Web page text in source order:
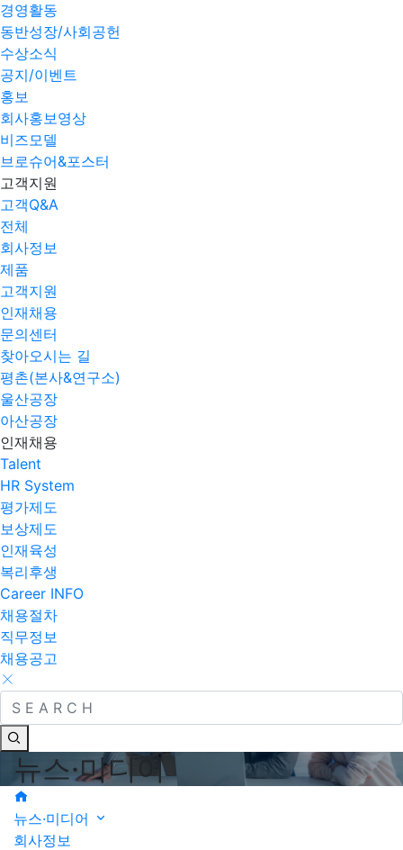
경영활동
동반성장/사회공헌
수상소식
공지/이벤트
홍보
회사홍보영상
비즈모델
브로슈어&포스터
고객지원
고객Q&A
전체
회사정보
제품
고객지원
인재채용
문의센터
찾아오시는 길
평촌(본사&연구소)
울산공장
아산공장
인재채용
Talent
HR System
평가제도
보상제도
인재육성
복리후생
Career INFO
채용절차
직무정보
채용공고
뉴스·미디어
뉴스·미디어
회사정보